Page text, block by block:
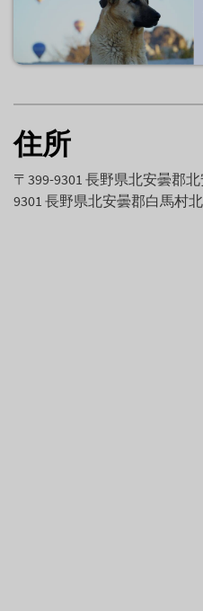
住所
〒399-9301 長野県北安曇郡
9301 長野県北安曇郡白馬村